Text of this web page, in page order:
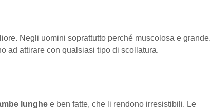
Negli uomini soprattutto perché muscolosa e grande.
ad attirare con qualsiasi tipo di scollatura.
lunghe e ben fatte, che li rendono irresistibili. Le